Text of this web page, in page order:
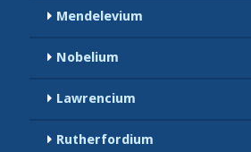
Mendelevium
Nobelium
Lawrencium
Rutherfordium